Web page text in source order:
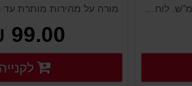
מורה על מהירות מותרת עד 50 קמ"ש. לוח שילוט מפלסטיק כולל תמרור להרכבה על עמודים גמישים, ניידים קונוסים מחסומים ועוד. נועד להציב שלט או תמרור על עמוד קיים ובכך לחסוך הצבת עמוד נוסף. חוסך מקום, מוצב במקום גבוה וברור, עשוי פלסטיק איכותי ועמיד לתנאי חוץ.
99.00 ₪
פרטיםלקנייה